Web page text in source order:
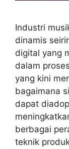
Industri
dinamis
digital yang
dalam
yang kini
bagaimana
dapat
berbagai
teknik